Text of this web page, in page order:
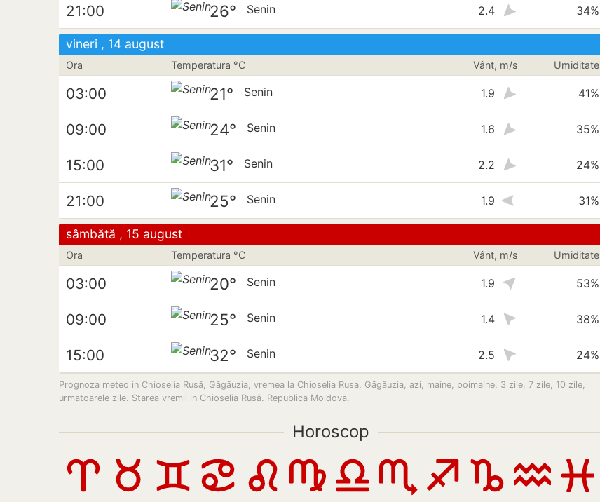
21:00 26° Senin 2.4 34%
vineri , 14 august
Ora Temperatura °C Vânt, m/s Umiditate
03:00 21° Senin 1.9 41%
09:00 24° Senin 1.6 35%
15:00 31° Senin 2.2 24%
21:00 25° Senin 1.9 31%
sâmbătă , 15 august
Ora Temperatura °C Vânt, m/s Umiditate
03:00 20° Senin 1.9 53%
09:00 25° Senin 1.4 38%
15:00 32° Senin 2.5 24%
Prognoza meteo in Chioselia Rusă, Găgăuzia, vremea la Chioselia Rusa, Găgăuzia, azi, maine, poimaine, 3 zile, 7 zile, 10 zile,
urmatoarele zile. Starea vremii in Chioselia Rusă. Republica Moldova.
Horoscop